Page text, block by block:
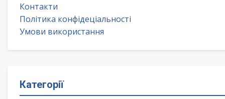
Контакти
Політика конфідеціальності
Умови використання
Категорії